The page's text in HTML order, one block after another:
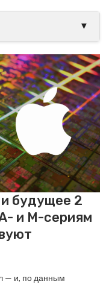
▼
будущее 2
и M-сериям
— и, по данным